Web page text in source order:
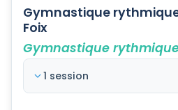
Gymnastique
Foix
Gymnastique
1 session